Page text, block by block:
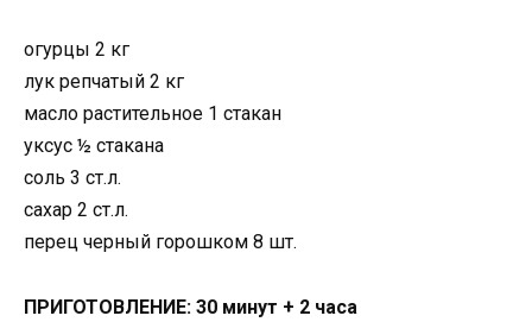
огурцы 2 кг
лук репчатый 2 кг
масло растительное 1 стакан
уксус ½ стакана
соль 3 ст.л.
сахар 2 ст.л.
перец черный горошком 8 шт.
ПРИГОТОВЛЕНИЕ: 30 минут + 2 часа